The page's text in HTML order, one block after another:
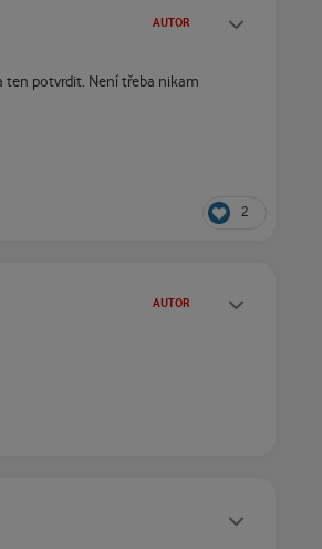
AUTOR
ten potvrdit. Není třeba nikam
2
AUTOR